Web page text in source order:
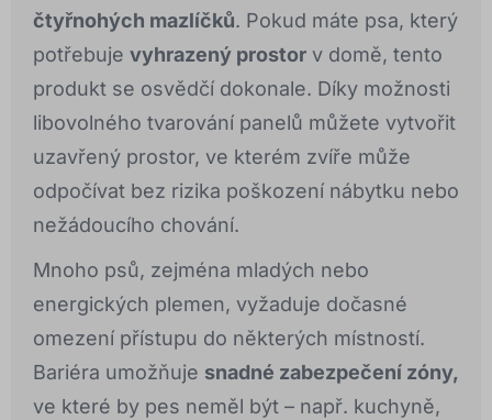
čtyřnohých mazlíčků. Pokud máte psa, který
potřebuje vyhrazený prostor v domě, tento
produkt se osvědčí dokonale. Díky možnosti
libovolného tvarování panelů můžete vytvořit
uzavřený prostor, ve kterém zvíře může
odpočívat bez rizika poškození nábytku nebo
nežádoucího chování.
Mnoho psů, zejména mladých nebo
energických plemen, vyžaduje dočasné
omezení přístupu do některých místností.
Bariéra umožňuje snadné zabezpečení zóny,
ve které by pes neměl být – např. kuchyně,